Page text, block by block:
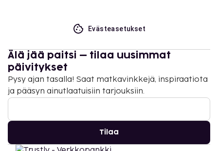
Evästeasetukset
Älä jää paitsi – tilaa uusimmat
päivitykset
Pysy ajan tasalla! Saat matkavinkkejä, inspiraatiota
ja pääsyn ainutlaatuisiin tarjouksiin.
Tilaa